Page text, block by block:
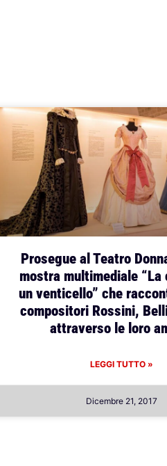
Prosegue al Teatro
mostra multimediale “La
un venticello” che
compositori Rossini,
attraverso le loro
LEGGI TUTTO »
Dicembre 21, 2017